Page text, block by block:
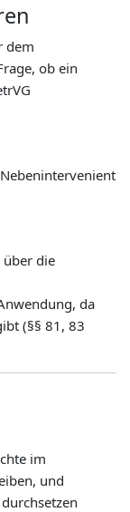
dem
ob ein
die
da
(§§ 81, 83
im
und